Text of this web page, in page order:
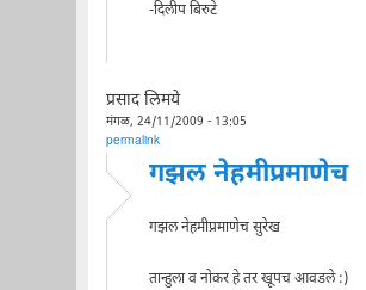
-दिलीप बिरुटे
प्रसाद लिमये
मंगळ, 24/11/2009 - 13:05
permalink
गझल नेहमीप्रमाणेच
गझल नेहमीप्रमाणेच सुरेख
तान्हुला व नोकर हे तर खूपच आवडले :)